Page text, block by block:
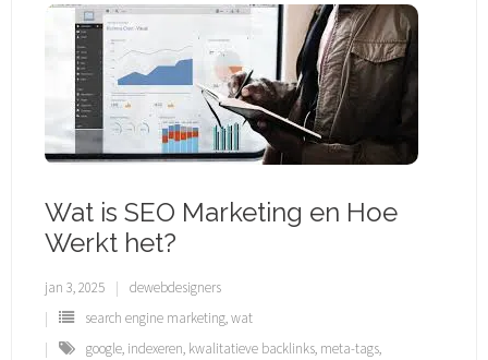
Wat is SEO Marketing en Hoe
Werkt het?
jan 3, 2025
dewebdesigners
search engine marketing,wat
google, indexeren, kwalitatieve backlinks, meta-tags,